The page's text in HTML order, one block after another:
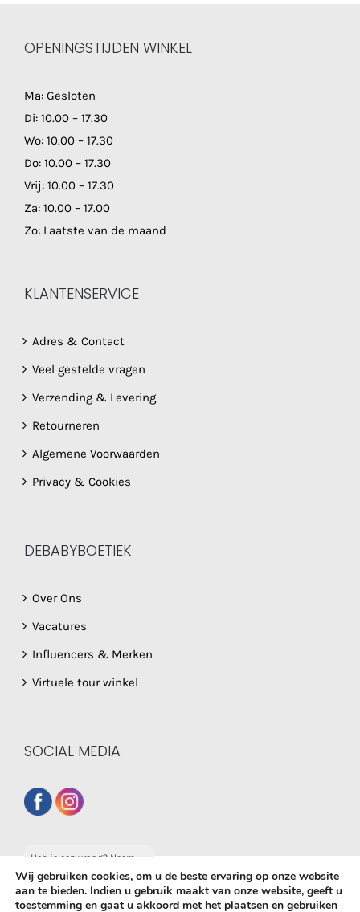
OPENINGSTIJDEN WINKEL
Ma: Gesloten
Di: 10.00 – 17.30
Wo: 10.00 – 17.30
Do: 10.00 – 17.30
Vrij: 10.00 – 17.30
Za: 10.00 – 17.00
Zo: Laatste van de maand
KLANTENSERVICE
Adres & Contact
Veel gestelde vragen
Verzending & Levering
Retourneren
Algemene Voorwaarden
Privacy & Cookies
DEBABYBOETIEK
Over Ons
Vacatures
Influencers & Merken
Virtuele tour winkel
SOCIAL MEDIA
Heb je een vraag? Neem
dan gerust contact op
met onze whatsapp
service!
Wij gebruiken cookies, om u de beste ervaring op onze website
aan te bieden. Indien u gebruik maakt van onze website, geeft u
toestemming en gaat u akkoord met het plaatsen en gebruiken